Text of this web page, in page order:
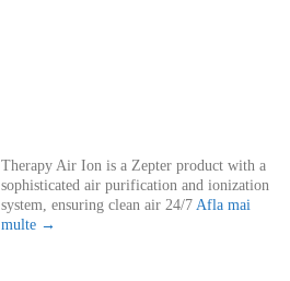
Therapy Air Ion is a Zepter product with a
sophisticated air purification and ionization
system, ensuring clean air 24/7 Afla mai
multe →